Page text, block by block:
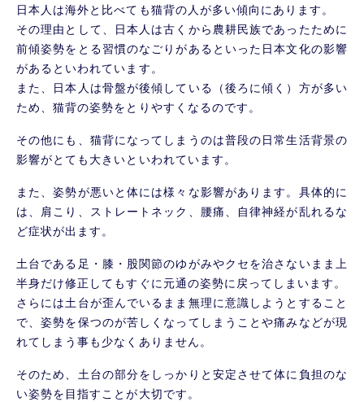
日本人は海外と比べても猫背の人が多い傾向にあります。
その理由として、日本人は古くから農耕民族であったために
前傾姿勢をとる習慣のなごりがあるといった日本文化の影響
があるといわれています。
また、日本人は骨盤が後傾している（後ろに傾く）方が多い
ため、猫背の姿勢をとりやすくなるのです。
その他にも、猫背になってしまうのは普段の日常生活背景の
影響がとても大きいといわれています。
また、姿勢が悪いと体には様々な影響があります。具体的に
は、肩こり、ストレートネック、腰痛、自律神経が乱れるな
ど症状が出ます。
土台である足・膝・股関節のゆがみやクセを治さないまま上
半身だけ修正してもすぐに元通の姿勢に戻ってしまいます。
さらには土台が歪んでいるまま無理に意識しようとすること
で、姿勢を保つのが苦しくなってしまうことや痛みなどが現
れてしまう事も少なくありません。
そのため、土台の部分をしっかりと安定させて体に負担のな
い姿勢を目指すことが大切です。